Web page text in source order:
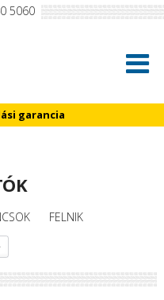
5060
garancia
FELNIK